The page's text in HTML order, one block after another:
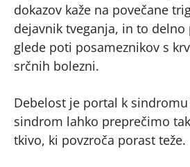
dokazov kaže na povečane
dejavnik tveganja, in to
glede poti posameznikov s
srčnih bolezni.
Debelost je portal k sindromu
sindrom lahko preprečimo
tkivo, ki povzroča porast teže.